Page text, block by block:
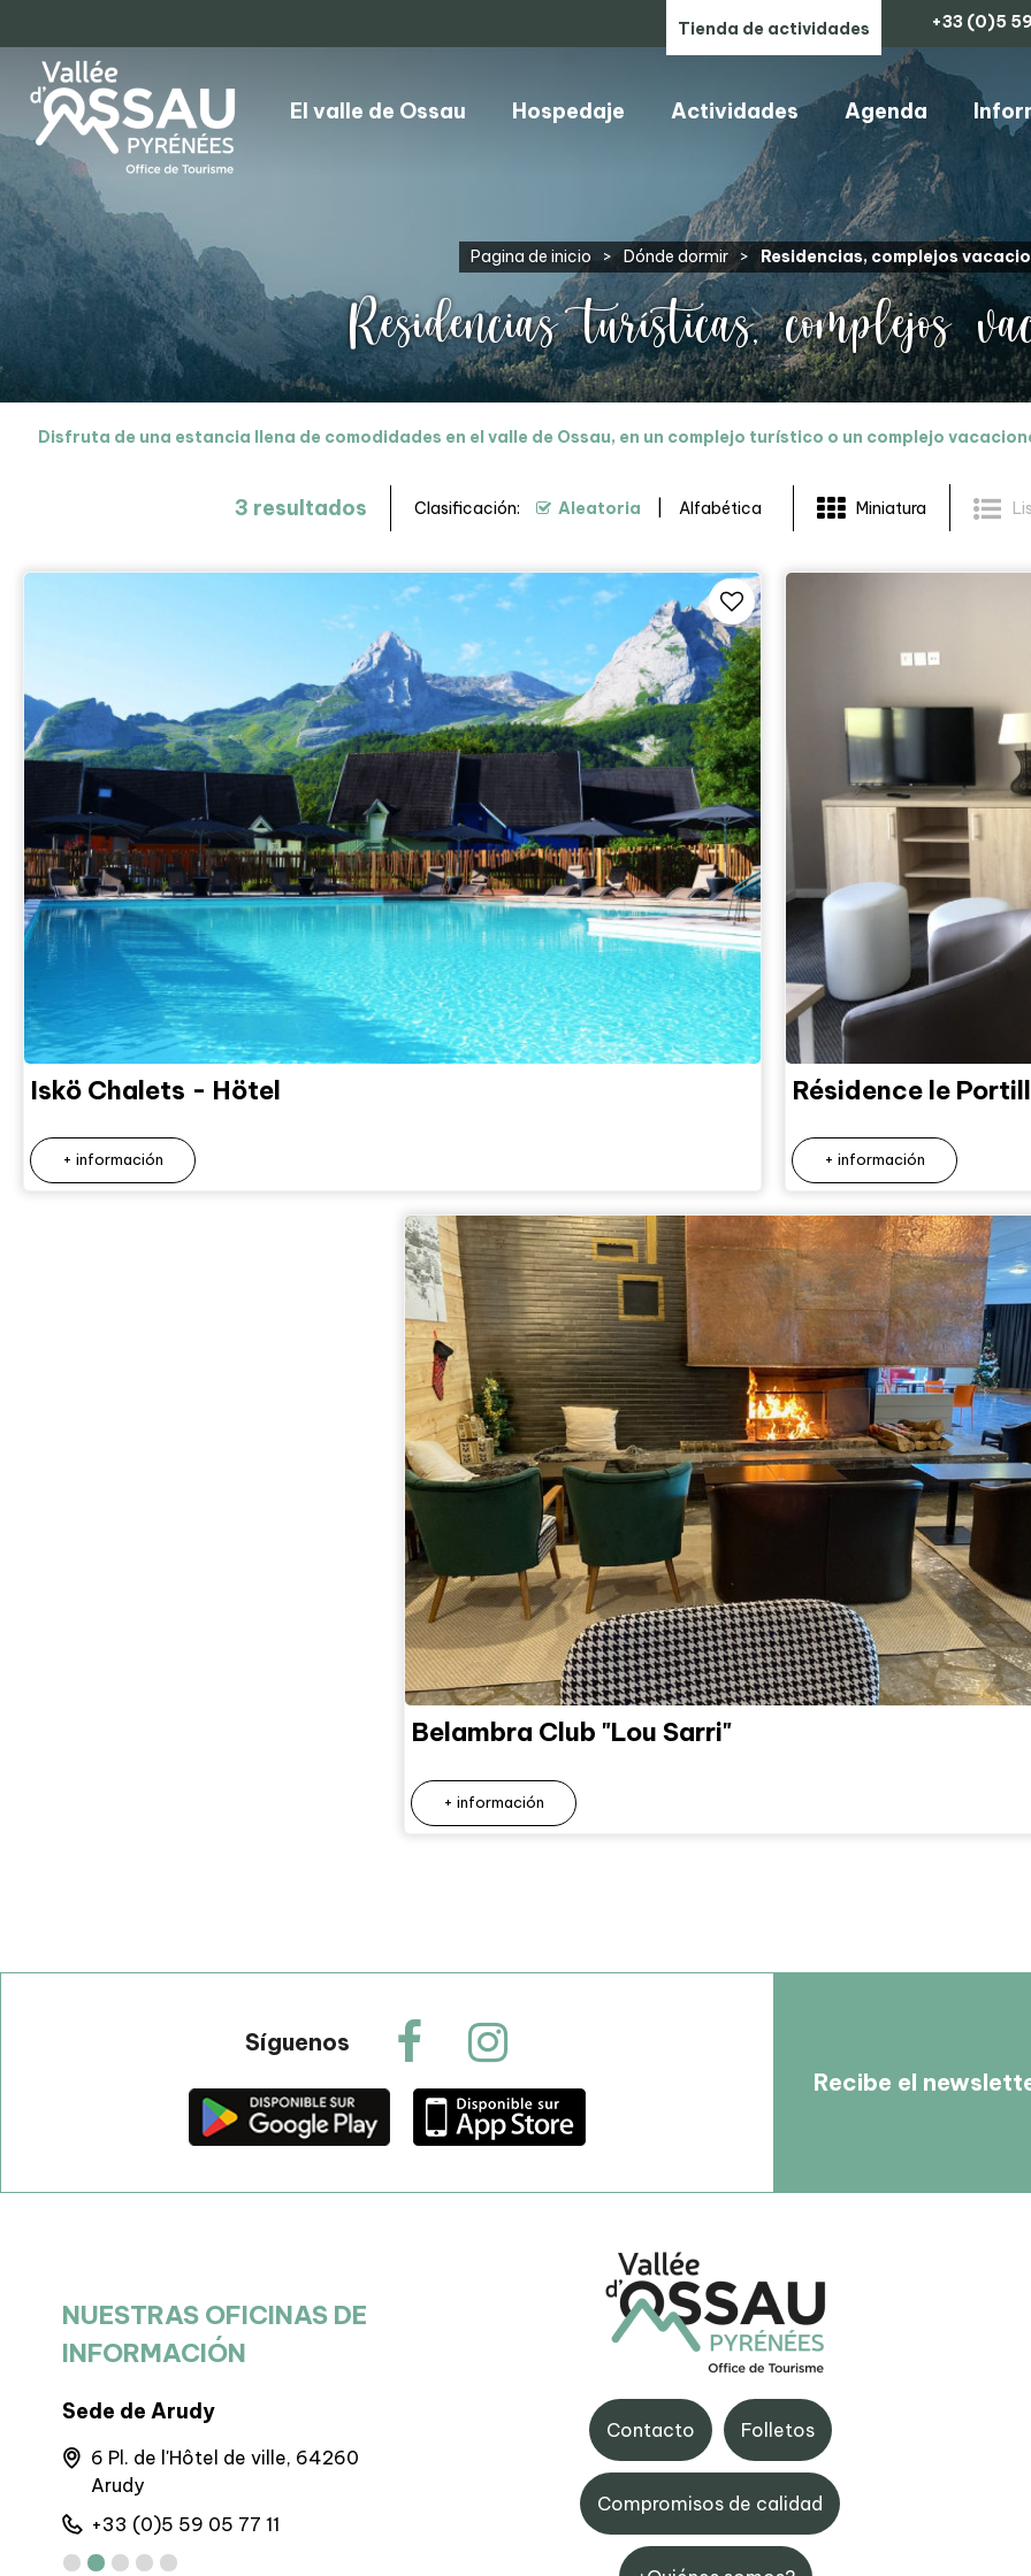
Tienda de actividades +33 (0)5
El valle de Ossau Hospedaje Actividades Agenda
Pagina de inicio > Dónde dormir > Residencias, complejos
Residencias turísticas, complejos
Disfruta de una estancia llena de comodidades en el valle de Ossau, en un complejo turístico o un complejo
Miniatura
3 resultados Clasificación: Aleatoria Alfabética
Iskö Chalets - Hötel
+ información
Résidence le
+ información
Belambra Club "Lou Sarri"
+ información
Síguenos
Recibe el
NUESTRAS OFICINAS DE
INFORMACIÓN
Sede de Arudy
6 Pl. de l'Hôtel de ville, 64260
Arudy
+33 (0)5 59 05 77 11
Maison de Gourette, 64440
+33 (0)5 59 05 12 17
Sede de Artouste
Maison de Fabrèges,
Artouste
+33 (0)5 59 05 34 00
Contacto Folletos
Compromisos de calidad